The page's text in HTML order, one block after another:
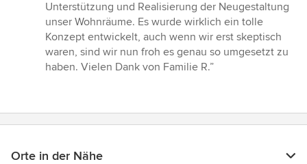
von
5
Sternen
Unterstützung und Realisierung der Neugestaltung
unser Wohnräume. Es wurde wirklich ein tolle
Konzept entwickelt, auch wenn wir erst skeptisch
waren, sind wir nun froh es genau so umgesetzt zu
haben. Vielen Dank von Familie R.”
Orte in der Nähe